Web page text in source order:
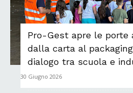
Pro-Gest apre le porte
dalla carta al
dialogo tra scuola e
30 Giugno 2026